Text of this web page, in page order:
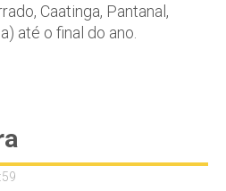
Caatinga, Pantanal,
até o final do ano.